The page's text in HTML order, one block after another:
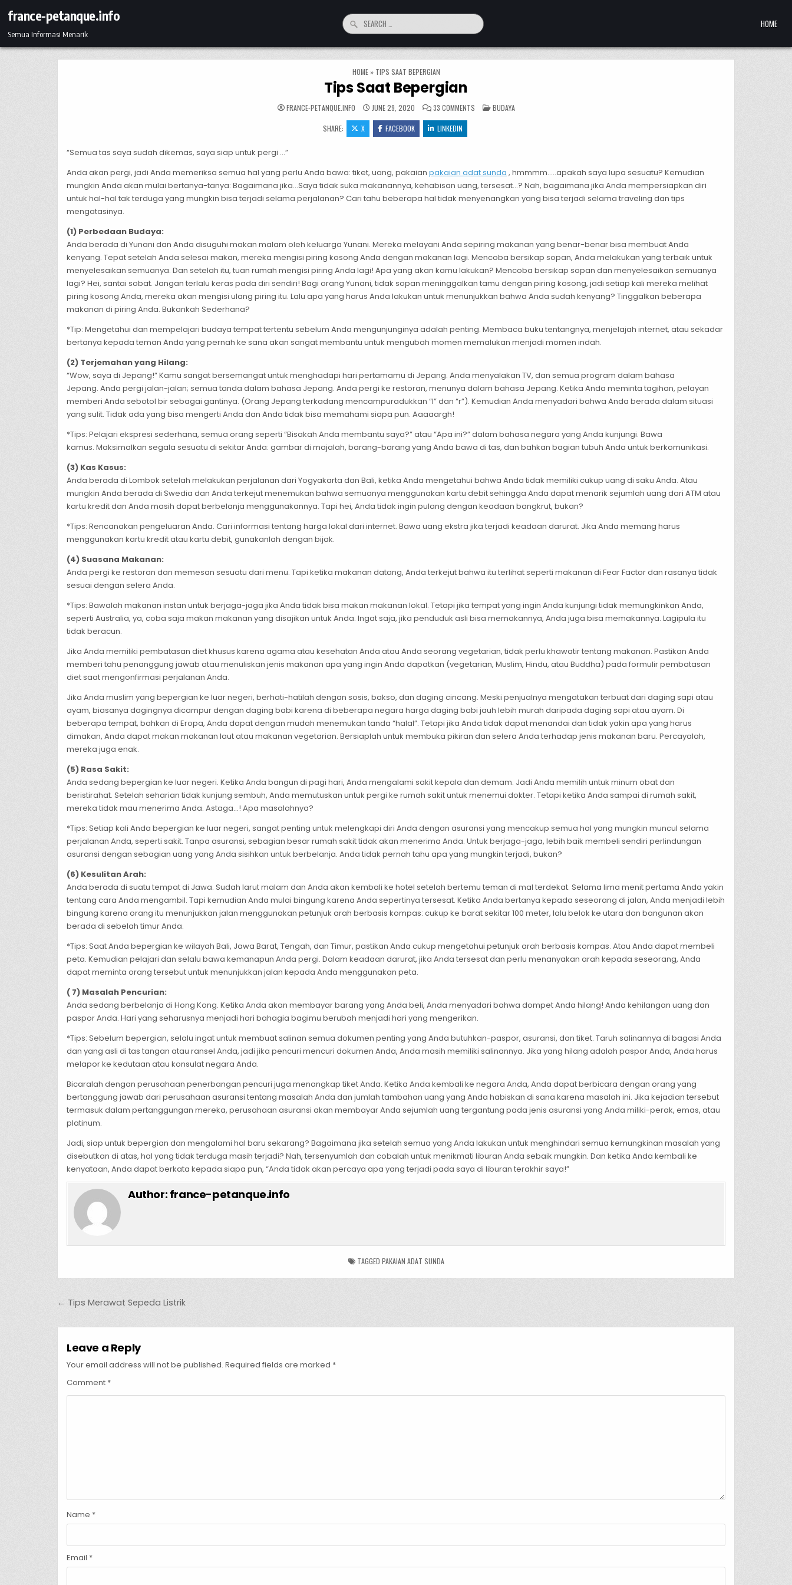
france-petanque.info
Semua Informasi Menarik
Search for: HOME
HOME» TIPS SAAT BEPERGIAN
Tips Saat Bepergian
FRANCE-PETANQUE.INFO JUNE 29, 2020 33 COMMENTSON TIPS SAAT BEPERGIAN
POSTED IN
BUDAYA
SHARE: X FACEBOOK LINKEDIN
“Semua tas saya sudah dikemas, saya siap untuk pergi …”
Anda akan pergi, jadi Anda memeriksa semua hal yang perlu Anda bawa: tiket, uang, pakaian pakaian adat sunda , hmmmm…..apakah saya lupa sesuatu? Kemudian
mungkin Anda akan mulai bertanya-tanya: Bagaimana jika…Saya tidak suka makanannya, kehabisan uang, tersesat…? Nah, bagaimana jika Anda mempersiapkan diri
untuk hal-hal tak terduga yang mungkin bisa terjadi selama perjalanan? Cari tahu beberapa hal tidak menyenangkan yang bisa terjadi selama traveling dan tips
mengatasinya.
(1) Perbedaan Budaya:
Anda berada di Yunani dan Anda disuguhi makan malam oleh keluarga Yunani. Mereka melayani Anda sepiring makanan yang benar-benar bisa membuat Anda
kenyang. Tepat setelah Anda selesai makan, mereka mengisi piring kosong Anda dengan makanan lagi. Mencoba bersikap sopan, Anda melakukan yang terbaik untuk
menyelesaikan semuanya. Dan setelah itu, tuan rumah mengisi piring Anda lagi! Apa yang akan kamu lakukan? Mencoba bersikap sopan dan menyelesaikan semuanya
lagi? Hei, santai sobat. Jangan terlalu keras pada diri sendiri! Bagi orang Yunani, tidak sopan meninggalkan tamu dengan piring kosong, jadi setiap kali mereka melihat
piring kosong Anda, mereka akan mengisi ulang piring itu. Lalu apa yang harus Anda lakukan untuk menunjukkan bahwa Anda sudah kenyang? Tinggalkan beberapa
makanan di piring Anda. Bukankah Sederhana?
*Tip: Mengetahui dan mempelajari budaya tempat tertentu sebelum Anda mengunjunginya adalah penting. Membaca buku tentangnya, menjelajah internet, atau sekadar
bertanya kepada teman Anda yang pernah ke sana akan sangat membantu untuk mengubah momen memalukan menjadi momen indah.
(2) Terjemahan yang Hilang:
“Wow, saya di Jepang!” Kamu sangat bersemangat untuk menghadapi hari pertamamu di Jepang. Anda menyalakan TV, dan semua program dalam bahasa
Jepang. Anda pergi jalan-jalan; semua tanda dalam bahasa Jepang. Anda pergi ke restoran, menunya dalam bahasa Jepang. Ketika Anda meminta tagihan, pelayan
memberi Anda sebotol bir sebagai gantinya. (Orang Jepang terkadang mencampuradukkan “I” dan “r”). Kemudian Anda menyadari bahwa Anda berada dalam situasi
yang sulit. Tidak ada yang bisa mengerti Anda dan Anda tidak bisa memahami siapa pun. Aaaaargh!
*Tips: Pelajari ekspresi sederhana, semua orang seperti “Bisakah Anda membantu saya?” atau “Apa ini?” dalam bahasa negara yang Anda kunjungi. Bawa
kamus. Maksimalkan segala sesuatu di sekitar Anda: gambar di majalah, barang-barang yang Anda bawa di tas, dan bahkan bagian tubuh Anda untuk berkomunikasi.
(3) Kas Kasus:
Anda berada di Lombok setelah melakukan perjalanan dari Yogyakarta dan Bali, ketika Anda mengetahui bahwa Anda tidak memiliki cukup uang di saku Anda. Atau
mungkin Anda berada di Swedia dan Anda terkejut menemukan bahwa semuanya menggunakan kartu debit sehingga Anda dapat menarik sejumlah uang dari ATM atau
kartu kredit dan Anda masih dapat berbelanja menggunakannya. Tapi hei, Anda tidak ingin pulang dengan keadaan bangkrut, bukan?
*Tips: Rencanakan pengeluaran Anda. Cari informasi tentang harga lokal dari internet. Bawa uang ekstra jika terjadi keadaan darurat. Jika Anda memang harus
menggunakan kartu kredit atau kartu debit, gunakanlah dengan bijak.
(4) Suasana Makanan:
Anda pergi ke restoran dan memesan sesuatu dari menu. Tapi ketika makanan datang, Anda terkejut bahwa itu terlihat seperti makanan di Fear Factor dan rasanya tidak
sesuai dengan selera Anda.
*Tips: Bawalah makanan instan untuk berjaga-jaga jika Anda tidak bisa makan makanan lokal. Tetapi jika tempat yang ingin Anda kunjungi tidak memungkinkan Anda,
seperti Australia, ya, coba saja makan makanan yang disajikan untuk Anda. Ingat saja, jika penduduk asli bisa memakannya, Anda juga bisa memakannya. Lagipula itu
tidak beracun.
Jika Anda memiliki pembatasan diet khusus karena agama atau kesehatan Anda atau Anda seorang vegetarian, tidak perlu khawatir tentang makanan. Pastikan Anda
memberi tahu penanggung jawab atau menuliskan jenis makanan apa yang ingin Anda dapatkan (vegetarian, Muslim, Hindu, atau Buddha) pada formulir pembatasan
diet saat mengonfirmasi perjalanan Anda.
Jika Anda muslim yang bepergian ke luar negeri, berhati-hatilah dengan sosis, bakso, dan daging cincang. Meski penjualnya mengatakan terbuat dari daging sapi atau
ayam, biasanya dagingnya dicampur dengan daging babi karena di beberapa negara harga daging babi jauh lebih murah daripada daging sapi atau ayam. Di
beberapa tempat, bahkan di Eropa, Anda dapat dengan mudah menemukan tanda “halal”. Tetapi jika Anda tidak dapat menandai dan tidak yakin apa yang harus
dimakan, Anda dapat makan makanan laut atau makanan vegetarian. Bersiaplah untuk membuka pikiran dan selera Anda terhadap jenis makanan baru. Percayalah,
mereka juga enak.
(5) Rasa Sakit:
Anda sedang bepergian ke luar negeri. Ketika Anda bangun di pagi hari, Anda mengalami sakit kepala dan demam. Jadi Anda memilih untuk minum obat dan
beristirahat. Setelah seharian tidak kunjung sembuh, Anda memutuskan untuk pergi ke rumah sakit untuk menemui dokter. Tetapi ketika Anda sampai di rumah sakit,
mereka tidak mau menerima Anda. Astaga…! Apa masalahnya?
*Tips: Setiap kali Anda bepergian ke luar negeri, sangat penting untuk melengkapi diri Anda dengan asuransi yang mencakup semua hal yang mungkin muncul selama
perjalanan Anda, seperti sakit. Tanpa asuransi, sebagian besar rumah sakit tidak akan menerima Anda. Untuk berjaga-jaga, lebih baik membeli sendiri perlindungan
asuransi dengan sebagian uang yang Anda sisihkan untuk berbelanja. Anda tidak pernah tahu apa yang mungkin terjadi, bukan?
(6) Kesulitan Arah:
Anda berada di suatu tempat di Jawa. Sudah larut malam dan Anda akan kembali ke hotel setelah bertemu teman di mal terdekat. Selama lima menit pertama Anda yakin
tentang cara Anda mengambil. Tapi kemudian Anda mulai bingung karena Anda sepertinya tersesat. Ketika Anda bertanya kepada seseorang di jalan, Anda menjadi lebih
bingung karena orang itu menunjukkan jalan menggunakan petunjuk arah berbasis kompas: cukup ke barat sekitar 100 meter, lalu belok ke utara dan bangunan akan
berada di sebelah timur Anda.
*Tips: Saat Anda bepergian ke wilayah Bali, Jawa Barat, Tengah, dan Timur, pastikan Anda cukup mengetahui petunjuk arah berbasis kompas. Atau Anda dapat membeli
peta. Kemudian pelajari dan selalu bawa kemanapun Anda pergi. Dalam keadaan darurat, jika Anda tersesat dan perlu menanyakan arah kepada seseorang, Anda
dapat meminta orang tersebut untuk menunjukkan jalan kepada Anda menggunakan peta.
( 7) Masalah Pencurian:
Anda sedang berbelanja di Hong Kong. Ketika Anda akan membayar barang yang Anda beli, Anda menyadari bahwa dompet Anda hilang! Anda kehilangan uang dan
paspor Anda. Hari yang seharusnya menjadi hari bahagia bagimu berubah menjadi hari yang mengerikan.
*Tips: Sebelum bepergian, selalu ingat untuk membuat salinan semua dokumen penting yang Anda butuhkan-paspor, asuransi, dan tiket. Taruh salinannya di bagasi Anda
dan yang asli di tas tangan atau ransel Anda, jadi jika pencuri mencuri dokumen Anda, Anda masih memiliki salinannya. Jika yang hilang adalah paspor Anda, Anda harus
melapor ke kedutaan atau konsulat negara Anda.
Bicaralah dengan perusahaan penerbangan pencuri juga menangkap tiket Anda. Ketika Anda kembali ke negara Anda, Anda dapat berbicara dengan orang yang
bertanggung jawab dari perusahaan asuransi tentang masalah Anda dan jumlah tambahan uang yang Anda habiskan di sana karena masalah ini. Jika kejadian tersebut
termasuk dalam pertanggungan mereka, perusahaan asuransi akan membayar Anda sejumlah uang tergantung pada jenis asuransi yang Anda miliki-perak, emas, atau
platinum.
Jadi, siap untuk bepergian dan mengalami hal baru sekarang? Bagaimana jika setelah semua yang Anda lakukan untuk menghindari semua kemungkinan masalah yang
disebutkan di atas, hal yang tidak terduga masih terjadi? Nah, tersenyumlah dan cobalah untuk menikmati liburan Anda sebaik mungkin. Dan ketika Anda kembali ke
kenyataan, Anda dapat berkata kepada siapa pun, “Anda tidak akan percaya apa yang terjadi pada saya di liburan terakhir saya!”
Author: france-petanque.info
TAGGED PAKAIAN ADAT SUNDA
Post navigation
← Tips Merawat Sepeda Listrik
Leave a Reply
Your email address will not be published. Required fields are marked *
Comment *
Name *
Email *